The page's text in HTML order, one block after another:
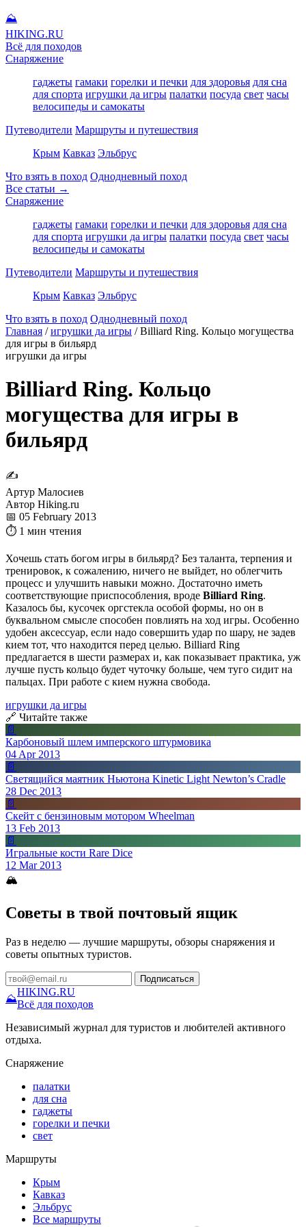
⛰
HIKING.RU
Всё для походов
Снаряжение
гаджеты гамаки горелки и печки для здоровья для сна
для спорта игрушки да игры палатки посуда свет часы
велосипеды и самокаты
Путеводители Маршруты и путешествия
Крым Кавказ Эльбрус
Что взять в поход Однодневный поход
Все статьи →
Снаряжение
гаджеты гамаки горелки и печки для здоровья для сна
для спорта игрушки да игры палатки посуда свет часы
велосипеды и самокаты
Путеводители Маршруты и путешествия
Крым Кавказ Эльбрус
Что взять в поход Однодневный поход
Главная / игрушки да игры / Billiard Ring. Кольцо могущества
для игры в бильярд
игрушки да игры
Billiard Ring. Кольцо
могущества для игры в
бильярд
✍
Артур Малосиев
Автор Hiking.ru
📅 05 February 2013
⏱ 1 мин чтения
Хочешь стать богом игры в бильярд? Без таланта, терпения и
тренировок, к сожалению, ничего не выйдет, но облегчить
процесс и улучшить навыки можно. Достаточно иметь
соответствующие приспособления, вроде Billiard Ring.
Казалось бы, кусочек оргстекла особой формы, но он в
буквальном смысле способен повлиять на ход игры. Особенно
удобен аксессуар, если надо совершить удар по шару, не задев
кием тот, что находится перед целью. Billiard Ring
предлагается в шести размерах и, как показывает практика, уж
лучше пусть кольцо будет чуточку больше, чем туго сидит на
пальцах. При работе с кием нужна свобода.
игрушки да игры
🔗 Читайте также
📄
Карбоновый шлем имперского штурмовика
04 Apr 2013
📄
Светящийся маятник Ньютона Kinetic Light Newton’s Cradle
28 Dec 2013
📄
Скейт с бензиновым мотором Wheelman
13 Feb 2013
📄
Игральные кости Rare Dice
12 Mar 2013
🏔
Советы в твой почтовый ящик
Раз в неделю — лучшие маршруты, обзоры снаряжения и
советы опытных туристов.
Подписаться
⛰
HIKING.RU
Всё для походов
Независимый журнал для туристов и любителей активного
отдыха.
Снаряжение
палатки
для сна
гаджеты
горелки и печки
свет
Маршруты
Крым
Кавказ
Эльбрус
Все маршруты